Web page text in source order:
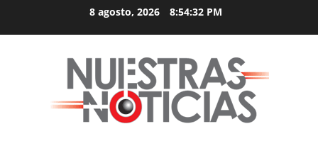
8 agosto, 2026 8:54:33 PM